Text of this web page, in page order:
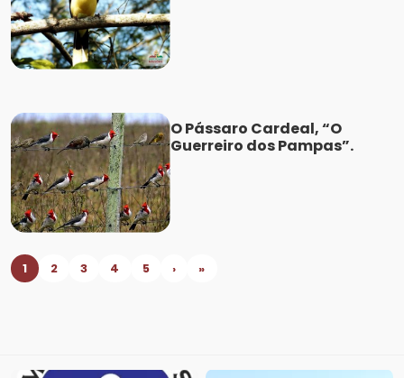
O Pássaro Cardeal, “O
Guerreiro dos Pampas”.
1 2 3 4 5 › »